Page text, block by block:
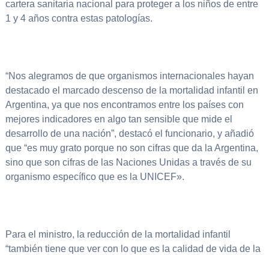
cartera sanitaria nacional para proteger a los niños de entre
1 y 4 años contra estas patologías.
“Nos alegramos de que organismos internacionales hayan
destacado el marcado descenso de la mortalidad infantil en
Argentina, ya que nos encontramos entre los países con
mejores indicadores en algo tan sensible que mide el
desarrollo de una nación”, destacó el funcionario, y añadió
que “es muy grato porque no son cifras que da la Argentina,
sino que son cifras de las Naciones Unidas a través de su
organismo específico que es la UNICEF».
Para el ministro, la reducción de la mortalidad infantil
“también tiene que ver con lo que es la calidad de vida de la